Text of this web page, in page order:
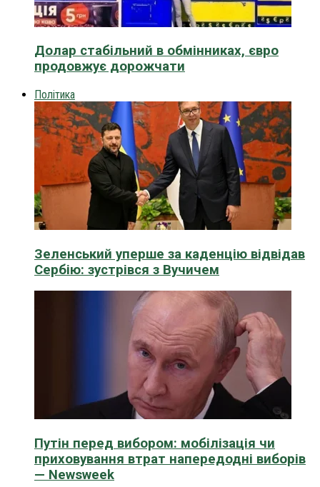
Долар стабільний в обмінниках, євро
продовжує дорожчати
Політика
Зеленський уперше за каденцію відвідав
Сербію: зустрівся з Вучичем
Путін перед вибором: мобілізація чи
приховування втрат напередодні виборів
— Newsweek